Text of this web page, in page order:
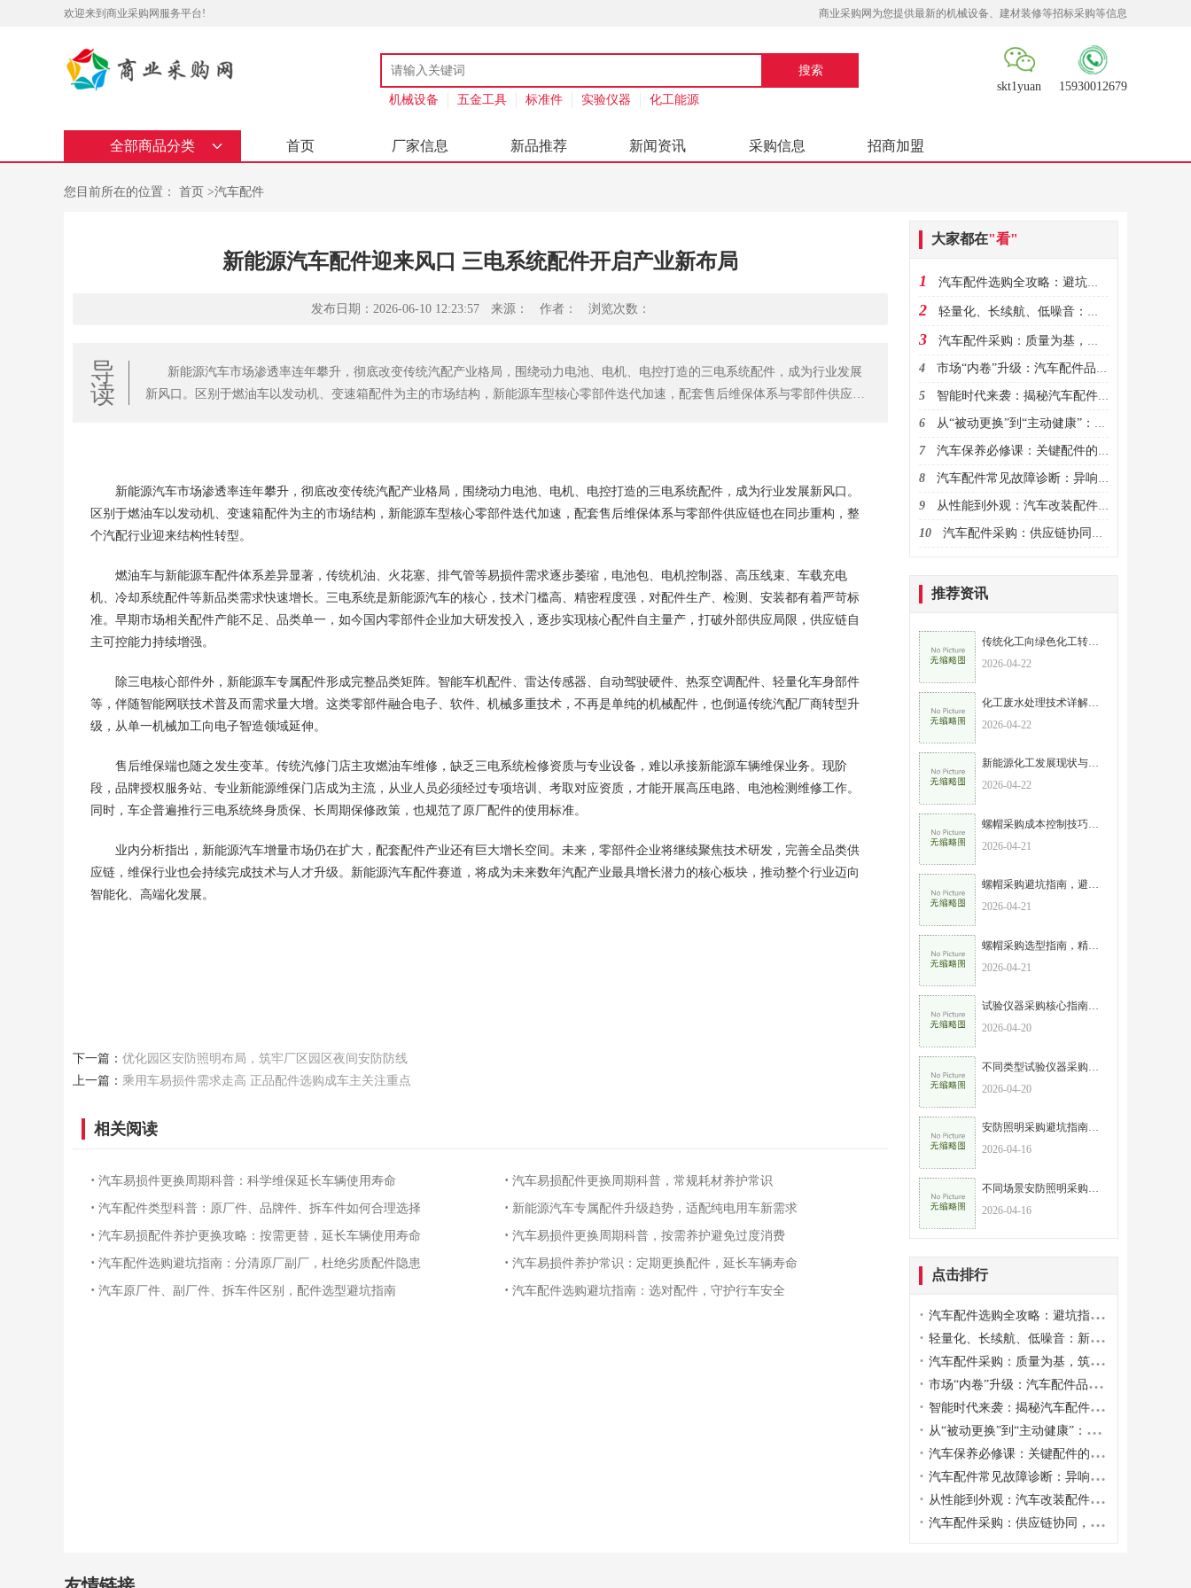
欢迎来到商业采购网服务平台! 商业采购网为您提供最新的机械设备、建材装修等招标采购等信息
机械设备 五金工具 标准件 实验仪器 化工能源
skt1yuan 15930012679
全部商品分类 首页 厂家信息 新品推荐 新闻资讯 采购信息 招商加盟
您目前所在的位置： 首页 >汽车配件
新能源汽车配件迎来风口 三电系统配件开启产业新布局
发布日期：2026-06-10 12:23:57 来源： 作者： 浏览次数：
导
读
新能源汽车市场渗透率连年攀升，彻底改变传统汽配产业格局，围绕动力电池、电机、电控打造的三电系统配件，成为行业发展
新风口。区别于燃油车以发动机、变速箱配件为主的市场结构，新能源车型核心零部件迭代加速，配套售后维保体系与零部件供应链
新能源汽车市场渗透率连年攀升，彻底改变传统汽配产业格局，围绕动力电池、电机、电控打造的三电系统配件，成为行业发展新风口。
区别于燃油车以发动机、变速箱配件为主的市场结构，新能源车型核心零部件迭代加速，配套售后维保体系与零部件供应链也在同步重构，整
个汽配行业迎来结构性转型。
燃油车与新能源车配件体系差异显著，传统机油、火花塞、排气管等易损件需求逐步萎缩，电池包、电机控制器、高压线束、车载充电
机、冷却系统配件等新品类需求快速增长。三电系统是新能源汽车的核心，技术门槛高、精密程度强，对配件生产、检测、安装都有着严苛标
准。早期市场相关配件产能不足、品类单一，如今国内零部件企业加大研发投入，逐步实现核心配件自主量产，打破外部供应局限，供应链自
主可控能力持续增强。
除三电核心部件外，新能源车专属配件形成完整品类矩阵。智能车机配件、雷达传感器、自动驾驶硬件、热泵空调配件、轻量化车身部件
等，伴随智能网联技术普及而需求量大增。这类零部件融合电子、软件、机械多重技术，不再是单纯的机械配件，也倒逼传统汽配厂商转型升
级，从单一机械加工向电子智造领域延伸。
售后维保端也随之发生变革。传统汽修门店主攻燃油车维修，缺乏三电系统检修资质与专业设备，难以承接新能源车辆维保业务。现阶
段，品牌授权服务站、专业新能源维保门店成为主流，从业人员必须经过专项培训、考取对应资质，才能开展高压电路、电池检测维修工作。
同时，车企普遍推行三电系统终身质保、长周期保修政策，也规范了原厂配件的使用标准。
业内分析指出，新能源汽车增量市场仍在扩大，配套配件产业还有巨大增长空间。未来，零部件企业将继续聚焦技术研发，完善全品类供
应链，维保行业也会持续完成技术与人才升级。新能源汽车配件赛道，将成为未来数年汽配产业最具增长潜力的核心板块，推动整个行业迈向
智能化、高端化发展。
下一篇： 优化园区安防照明布局，筑牢厂区园区夜间安防防线
上一篇： 乘用车易损件需求走高 正品配件选购成车主关注重点
相关阅读
· 汽车易损件更换周期科普：科学维保延长车辆使用寿命
· 汽车配件类型科普：原厂件、品牌件、拆车件如何合理选择
· 汽车易损配件养护更换攻略：按需更替，延长车辆使用寿命
· 汽车配件选购避坑指南：分清原厂副厂，杜绝劣质配件隐患
· 汽车原厂件、副厂件、拆车件区别，配件选型避坑指南
· 汽车易损配件更换周期科普，常规耗材养护常识
· 新能源汽车专属配件升级趋势，适配纯电用车新需求
· 汽车易损件更换周期科普，按需养护避免过度消费
· 汽车易损件养护常识：定期更换配件，延长车辆寿命
· 汽车配件选购避坑指南：选对配件，守护行车安全
大家都在"看"
1 汽车配件选购全攻略：避坑指南与品质鉴别方法
2 轻量化、长续航、低噪音：新材料如何颠覆传统汽车配件设计逻辑?
3 汽车配件采购：质量为基，筑牢行车安全防线
4 市场“内卷”升级：汽车配件品牌如何用定制化服务突围千亿赛道?
5 智能时代来袭：揭秘汽车配件的数字化创新与应用
6 从“被动更换”到“主动健康”：智能汽车配件如何重塑养护生态?
7 汽车保养必修课：关键配件的维护与更换周期详解​
8 汽车配件常见故障诊断：异响、漏油等问题解决妙招
9 从性能到外观：汽车改装配件的潮流趋势与选择要点
10 汽车配件采购：供应链协同，提升采购效率
推荐资讯
传统化工向绿色化工转型的路径与策略
2026-04-22
化工废水处理技术详解，兼顾环保与效益
2026-04-22
新能源化工发展现状与趋势，助力“双碳”目标实现
2026-04-22
螺帽采购成本控制技巧，高效采购，实现性价比最大化
2026-04-21
螺帽采购避坑指南，避开这些误区，降低采购成本
2026-04-21
螺帽采购选型指南，精准匹配需求，规避采购风险
2026-04-21
试验仪器采购核心指南，新手也能避开陷阱，选对设备不踩坑
2026-04-20
2026-04-20
安防照明采购避坑指南，这6个误区一定要避开
2026-04-16
2026-04-16
点击排行
· 汽车配件选购全攻略：避坑指南与品质鉴别方法
· 轻量化、长续航、低噪音：新材料如何颠覆传统汽车配件设计逻辑?
· 汽车配件采购：质量为基，筑牢行车安全防线
· 市场“内卷”升级：汽车配件品牌如何用定制化服务突围千亿赛道?
· 智能时代来袭：揭秘汽车配件的数字化创新与应用
· 从“被动更换”到“主动健康”：智能汽车配件如何重塑养护生态?
· 汽车保养必修课：关键配件的维护与更换周期详解​
· 汽车配件常见故障诊断：异响、漏油等问题解决妙招
· 从性能到外观：汽车改装配件的潮流趋势与选择要点
· 汽车配件采购：供应链协同，提升采购效率